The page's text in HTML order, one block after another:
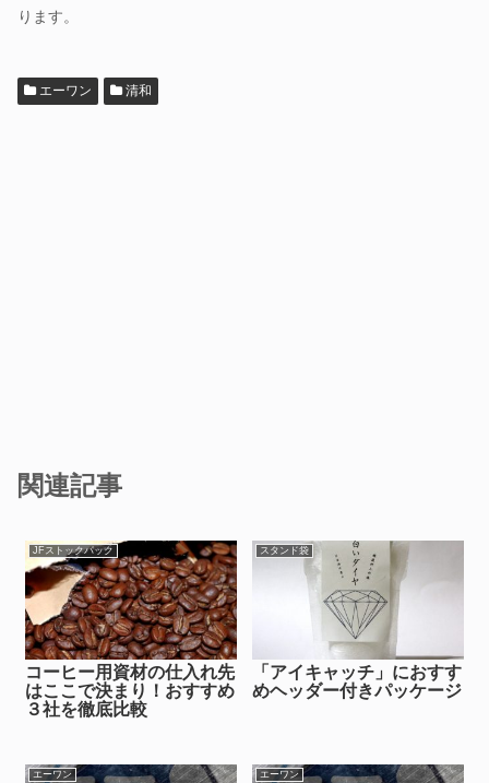
ります。
エーワン 清和
関連記事
JFストックパック
コーヒー用資材の仕入れ先
はここで決まり！おすすめ
３社を徹底比較
スタンド袋
「アイキャッチ」におすす
めヘッダー付きパッケージ
エーワン エーワン